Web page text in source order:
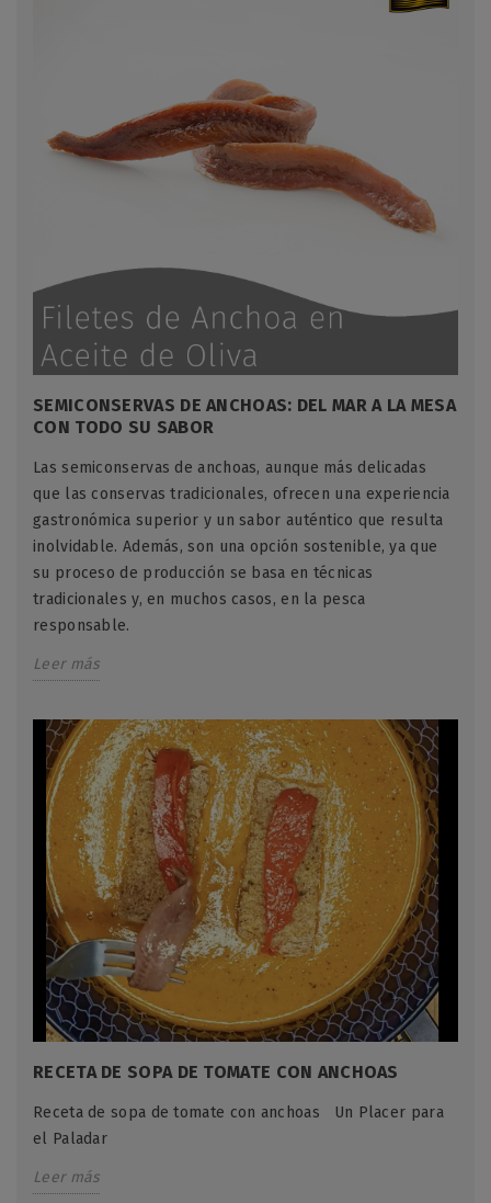
SEMICONSERVAS DE ANCHOAS: DEL MAR A LA MESA
CON TODO SU SABOR
Las semiconservas de anchoas, aunque más delicadas
que las conservas tradicionales, ofrecen una experiencia
gastronómica superior y un sabor auténtico que resulta
inolvidable. Además, son una opción sostenible, ya que
su proceso de producción se basa en técnicas
tradicionales y, en muchos casos, en la pesca
responsable.
Leer más
RECETA DE SOPA DE TOMATE CON ANCHOAS
Receta de sopa de tomate con anchoas Un Placer para
el Paladar
Leer más